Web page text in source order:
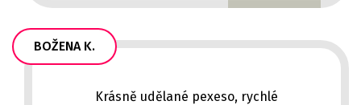
BOŽENA K.
Krásně udělané pexeso, rychlé